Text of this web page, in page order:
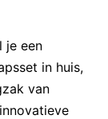
je een
in huis,
van